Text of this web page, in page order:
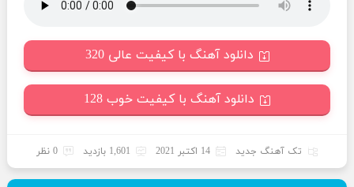
دانلود آهنگ با کیفیت عالی 320
دانلود آهنگ با کیفیت خوب 128
تک آهنگ جدید 14 اکتبر 2021 1,601 بازدید 0 نظر